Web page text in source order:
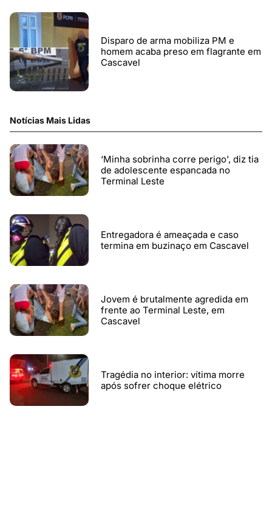
Disparo de arma mobiliza PM e
homem acaba preso em flagrante em
Cascavel
Notícias Mais Lidas
‘Minha sobrinha corre perigo', diz tia
de adolescente espancada no
Terminal Leste
Entregadora é ameaçada e caso
termina em buzinaço em Cascavel
Jovem é brutalmente agredida em
frente ao Terminal Leste, em
Cascavel
Tragédia no interior: vítima morre
após sofrer choque elétrico